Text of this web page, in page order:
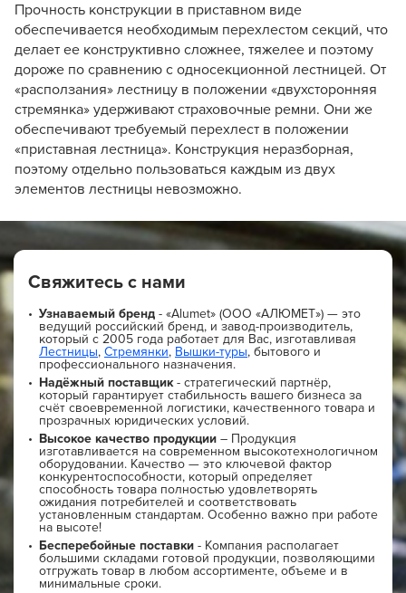
Прочность конструкции в приставном виде
обеспечивается необходимым перехлестом секций, что
делает ее конструктивно сложнее, тяжелее и поэтому
дороже по сравнению с односекционной лестницей. От
«расползания» лестницу в положении «двухсторонняя
стремянка» удерживают страховочные ремни. Они же
обеспечивают требуемый перехлест в положении
«приставная лестница». Конструкция неразборная,
поэтому отдельно пользоваться каждым из двух
элементов лестницы невозможно.
Свяжитесь с нами
Узнаваемый бренд - «Alumet» (ООО «АЛЮМЕТ») — это
ведущий российский бренд, и завод-производитель,
который с 2005 года работает для Вас, изготавливая
Лестницы, Стремянки, Вышки-туры, бытового и
профессионального назначения.
Надёжный поставщик- стратегический партнёр,
который гарантирует стабильность вашего бизнеса за
счёт своевременной логистики, качественного товара и
прозрачных юридических условий.
Высокое качество продукции – Продукция
изготавливается на современном высокотехнологичном
оборудовании. Качество — это ключевой фактор
конкурентоспособности, который определяет
способность товара полностью удовлетворять
ожидания потребителей и соответствовать
установленным стандартам. Особенно важно при работе
на высоте!
Бесперебойные поставки - Компания располагает
большими складами готовой продукции, позволяющими
отгружать товар в любом ассортименте, объеме и в
минимальные сроки.